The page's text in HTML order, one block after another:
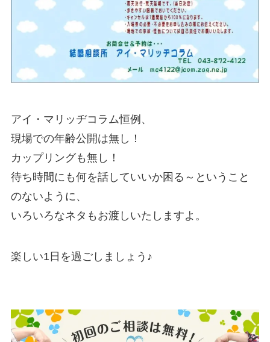
アイ・マリッヂコラム恒例、
現場での年齢公開は無し！
カップリングも無し！
待ち時間にも何を話していいか困る～ということ
のないように、
いろいろなネタもお渡しいたしますよ。
楽しい1日を過ごしましょう♪